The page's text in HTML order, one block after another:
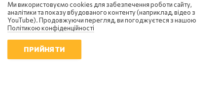
Ми використовуємо cookies для забезпечення роботи сайту,
аналітики та показу вбудованого контенту (наприклад, відео з
YouTube). Продовжуючи перегляд, ви погоджуєтеся з нашою
Політикою конфіденційності
ПРИЙНЯТИ